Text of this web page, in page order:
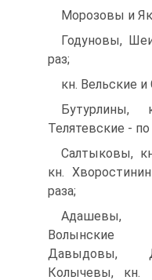
Морозовы и
Годуновы,
раз;
кн. Вельские
Телятевские - по
Салтыковы,
кн.
раза;
Адашевы,
Волынские
Давыдовы,
Колычевы, кн.